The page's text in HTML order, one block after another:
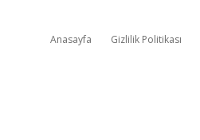
Anasayfa Gizlilik Politikası